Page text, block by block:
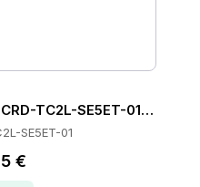
TC2L-SE5ET-01 Cradles
SE5ET-01
€